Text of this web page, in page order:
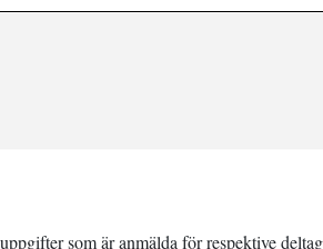
som är anmälda för respektive